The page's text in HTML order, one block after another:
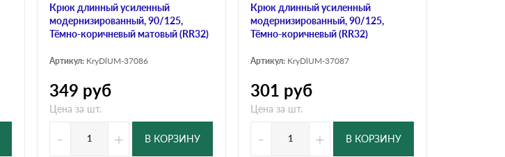
Крюк длинный усиленный
модернизированный, 90/125,
Тёмно-коричневый матовый (RR32)
Артикул: KryDlUM-37086
349 руб
Цена за шт.
- + В КОРЗИНУ
Крюк длинный усиленный
модернизированный, 90/125,
Тёмно-коричневый (RR32)
Артикул: KryDlUM-37087
301 руб
Цена за шт.
- + В КОРЗИНУ